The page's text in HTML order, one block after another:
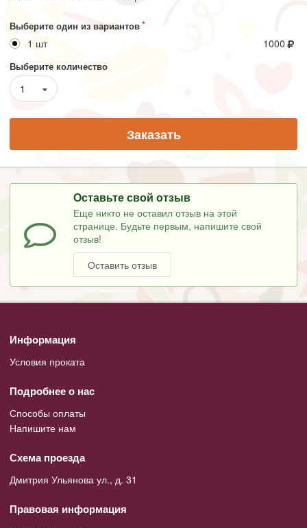
Выберите один из вариантов
1 шт 1000
Выберите количество
1
Заказать
Оставьте свой отзыв
Еще никто не оставил отзыв на этой
странице. Будьте первым, напишите свой
отзыв!
Оставить отзыв
Информация
Условия проката
Подробнее о нас
Способы оплаты
Напишите нам
Схема проезда
Дмитрия Ульянова ул., д. 31
Правовая информация